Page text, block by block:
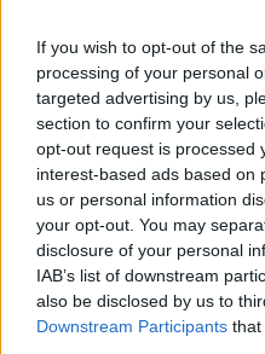
If you wish to opt-out of the
processing of your personal
targeted advertising by us,
section to confirm your
opt-out request is processed
interest-based ads based on
us or personal information
your opt-out. You may
disclosure of your personal
IAB’s list of downstream
also be disclosed by us to
Downstream Participants that
A Southland
Beck, a Los
majd- ez azért nagy
soha nem volt
sorozatban
A Breaking Bad
Aaron Paul
Az HBO júniusban
dokumentumfilmet
Itt az első kép
sorozatbeli fiáról-